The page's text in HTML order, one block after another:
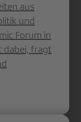
aus
und
Forum in
dabei, fragt